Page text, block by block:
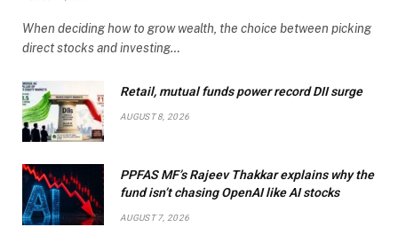
When deciding how to grow wealth, the choice between picking
direct stocks and investing…
Retail, mutual funds power record DII surge
AUGUST 8, 2026
PPFAS MF’s Rajeev Thakkar explains why the
fund isn’t chasing OpenAI like AI stocks
AUGUST 7, 2026